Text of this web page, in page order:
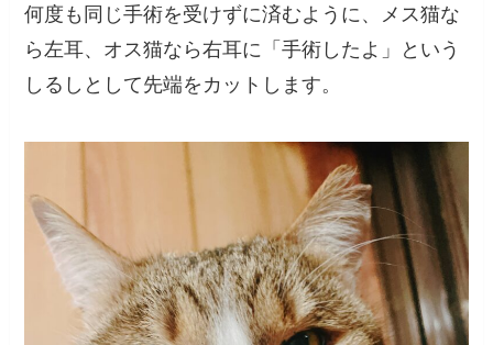
何度も同じ手術を受けずに済むように、メス猫な
ら左耳、オス猫なら右耳に「手術したよ」という
しるしとして先端をカットします。